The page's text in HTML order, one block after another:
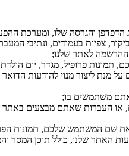
העברות שאתם מבצעים באתר